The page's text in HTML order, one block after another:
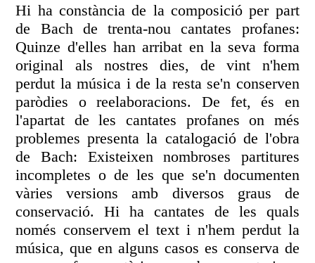
Hi ha constància de la composició per part
de Bach de trenta-nou cantates profanes:
Quinze d'elles han arribat en la seva forma
original als nostres dies, de vint n'hem
perdut la música i de la resta se'n conserven
paròdies o reelaboracions. De fet, és en
l'apartat de les cantates profanes on més
problemes presenta la catalogació de l'obra
de Bach: Existeixen nombroses partitures
incompletes o de les que se'n documenten
vàries versions amb diversos graus de
conservació. Hi ha cantates de les quals
només conservem el text i n'hem perdut la
música, que en alguns casos es conserva de